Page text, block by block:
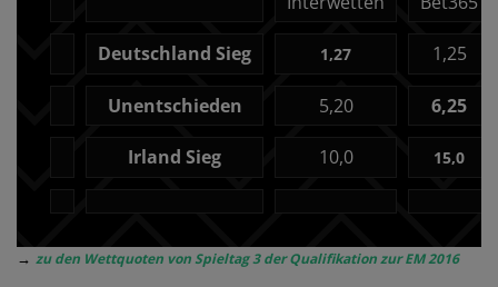
Deutschland Sieg 1,27 1,25
Unentschieden 5,20 6,25
Irland Sieg 10,0 15,0
→ zu den Wettquoten von Spieltag 3 der Qualifikation zur EM 2016